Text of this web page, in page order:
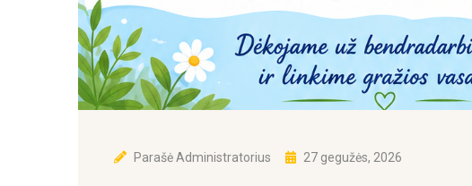
ParašėAdministratorius 27 gegužės, 2026